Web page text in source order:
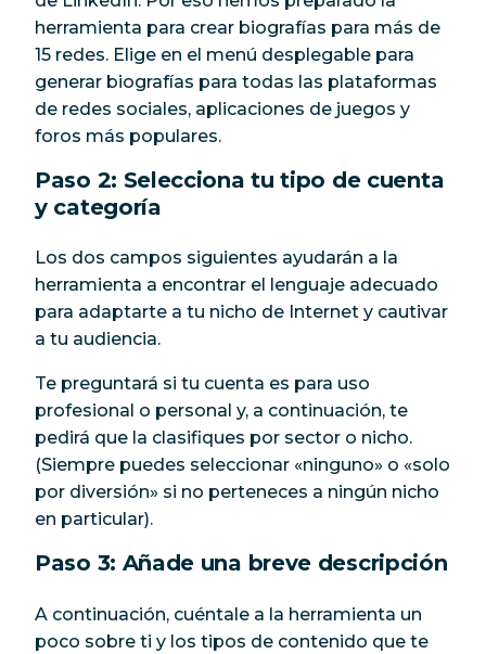
herramienta para crear biografías para más de
15 redes. Elige en el menú desplegable para
generar biografías para todas las plataformas
de redes sociales, aplicaciones de juegos y
foros más populares.
Paso 2: Selecciona tu tipo de cuenta
y categoría
Los dos campos siguientes ayudarán a la
herramienta a encontrar el lenguaje adecuado
para adaptarte a tu nicho de Internet y cautivar
a tu audiencia.
Te preguntará si tu cuenta es para uso
profesional o personal y, a continuación, te
pedirá que la clasifiques por sector o nicho.
(Siempre puedes seleccionar «ninguno» o «solo
por diversión» si no perteneces a ningún nicho
en particular).
Paso 3: Añade una breve descripción
A continuación, cuéntale a la herramienta un
poco sobre ti y los tipos de contenido que te